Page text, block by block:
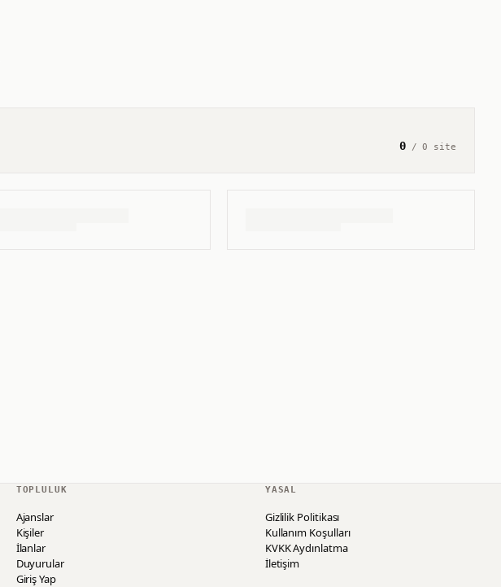
0/0 site
TOPLULUK
Ajanslar
Kişiler
İlanlar
Duyurular
Giriş Yap
YASAL
Gizlilik Politikası
Kullanım Koşulları
KVKK Aydınlatma
İletişim